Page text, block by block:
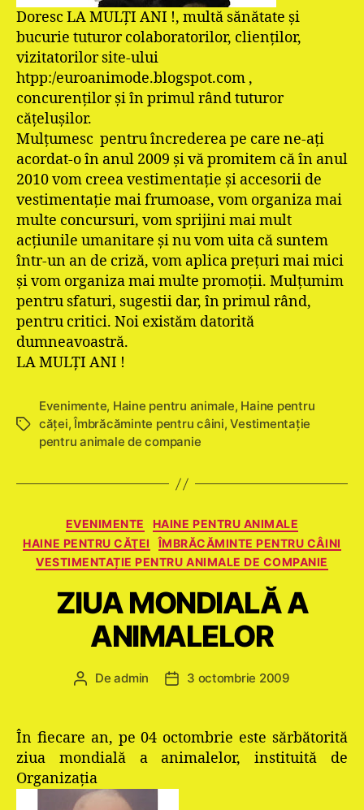
Doresc LA MULȚI ANI !, multă sănătate şi
bucurie tuturor colaboratorilor, clienţilor,
vizitatorilor site-ului
htpp:/euroanimode.blogspot.com ,
concurenților şi în primul rând tuturor
cățeluşilor.
Mulţumesc pentru încrederea pe care ne-aţi
acordat-o în anul 2009 şi vă promitem că în anul
2010 vom creea vestimentaţie şi accesorii de
vestimentaţie mai frumoase, vom organiza mai
multe concursuri, vom sprijini mai mult
acţiunile umanitare și nu vom uita că suntem
într-un an de criză, vom aplica prețuri mai mici
și vom organiza mai multe promoții. Mulţumim
pentru sfaturi, sugestii dar, în primul rând,
pentru critici. Noi existăm datorită
dumneavoastră.
LA MULȚI ANI !
Etichete
Evenimente, Haine pentru animale, Haine pentru
căţei,Îmbrăcăminte pentru câini,Vestimentație
pentru animale de companie
Categorii
EVENIMENTE
HAINE PENTRU ANIMALE
HAINE PENTRU CĂŢEI
ÎMBRĂCĂMINTE PENTRU CÂINI
VESTIMENTAȚIE PENTRU ANIMALE DE COMPANIE
ZIUA MONDIALĂ A
ANIMALELOR
Autor
Deadmin
Dată3 octombrie 2009
În fiecare an, pe 04 octombrie este sărbătorită
ziua mondială a animalelor, instituită de
Organizaţia